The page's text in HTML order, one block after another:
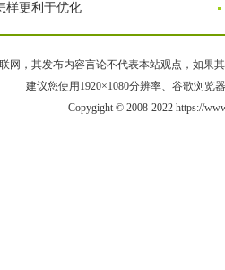
样更利于优化
网，其发布内容言论不代表本站观点，如果
建议您使用1920×1080分辨率、谷歌浏览
Copygight © 2008-2022 https://